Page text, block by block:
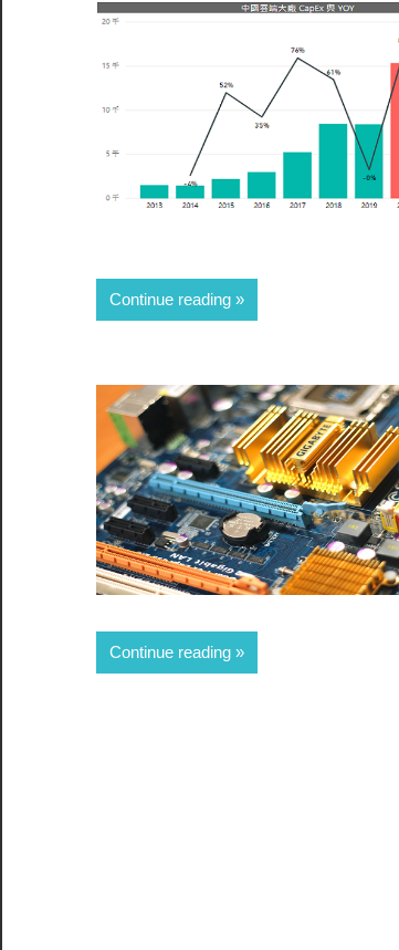
Continue reading
Continue reading